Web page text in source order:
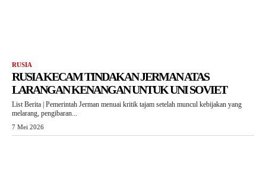
RUSIA
RUSIA KECAM TINDAKAN JERMAN ATAS
LARANGAN KENANGAN UNTUK UNI SOVIET
List Berita | Pemerintah Jerman menuai kritik tajam setelah muncul kebijakan yang
melarang, pengibaran...
7 Mei 2026